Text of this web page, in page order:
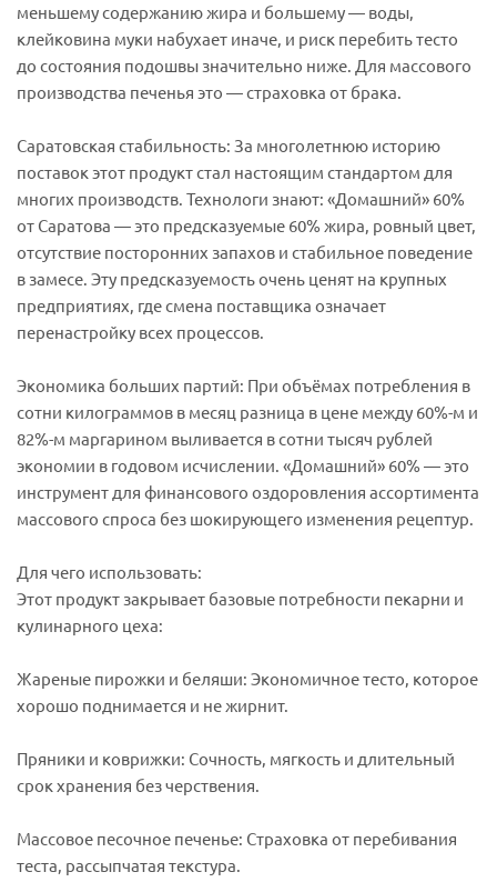
меньшему содержанию жира и большему — воды,
клейковина муки набухает иначе, и риск перебить тесто
до состояния подошвы значительно ниже. Для массового
производства печенья это — страховка от брака.
Саратовская стабильность: За многолетнюю историю
поставок этот продукт стал настоящим стандартом для
многих производств. Технологи знают: «Домашний» 60%
от Саратова — это предсказуемые 60% жира, ровный цвет,
отсутствие посторонних запахов и стабильное поведение
в замесе. Эту предсказуемость очень ценят на крупных
предприятиях, где смена поставщика означает
перенастройку всех процессов.
Экономика больших партий: При объёмах потребления в
сотни килограммов в месяц разница в цене между 60%-м и
82%-м маргарином выливается в сотни тысяч рублей
экономии в годовом исчислении. «Домашний» 60% — это
инструмент для финансового оздоровления ассортимента
массового спроса без шокирующего изменения рецептур.
Для чего использовать:
Этот продукт закрывает базовые потребности пекарни и
кулинарного цеха:
Жареные пирожки и беляши: Экономичное тесто, которое
хорошо поднимается и не жирнит.
Пряники и коврижки: Сочность, мягкость и длительный
срок хранения без черствения.
Массовое песочное печенье: Страховка от перебивания
теста, рассыпчатая текстура.